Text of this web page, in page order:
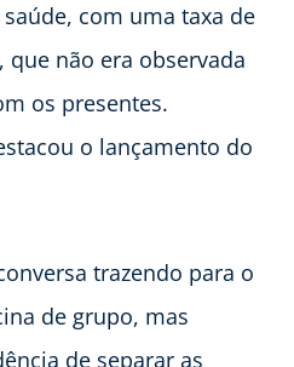
com uma taxa de
que não era observada
os presentes.
o lançamento do
trazendo para o
de grupo, mas
de separar as